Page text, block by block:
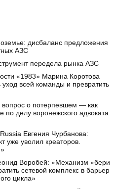
дисбаланс предложения
АЗС
передела рынка АЗС
«1983» Марина Коротова
уход всей команды и превратить
о потерпевшем — как
по делу воронежского адвоката
Евгения Чурбанова:
уже уволил креаторов.
Воробей: «Механизм «бери
сетевой комплекс в барьер
цикла»